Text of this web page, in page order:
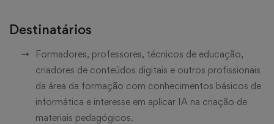
Destinatários
Formadores, professores, técnicos de educação,
criadores de conteúdos digitais e outros profissionais
da área da formação com conhecimentos básicos de
informática e interesse em aplicar IA na criação de
materiais pedagógicos.